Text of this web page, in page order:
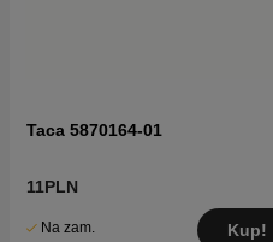
Taca 5870164-01
11PLN
Na zam.
Kup!